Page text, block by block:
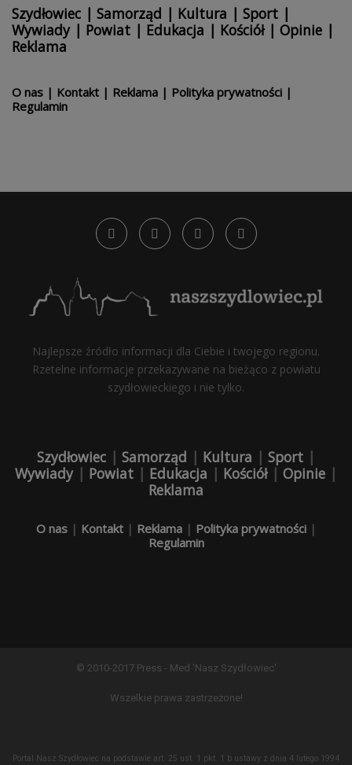
Szydłowiec | Samorząd | Kultura | Sport |
Wywiady| Powiat | Edukacja | Kościół| Opinie |
Reklama
O nas | Kontakt | Reklama | Polityka prywatności |
Regulamin
Najlepsze źródło informacji dla Ciebie i twojego regionu.
Rzetelne informacje przekazywane na bieżąco z powiatu
szydłowieckiego i nie tylko.
Szydłowiec | Samorząd | Kultura | Sport |
Wywiady| Powiat | Edukacja | Kościół| Opinie |
Reklama
O nas| Kontakt| Reklama| Polityka prywatności|
Regulamin
© 2010-2017 Press - Med 'Nasz Szydłowiec'
Wszelkie prawa zastrzeżone!
Portal Nasz Szydłowiec na podstawie art. 25 ust. 1 pkt. 1 b ustawy z dnia 4 lutego 1994